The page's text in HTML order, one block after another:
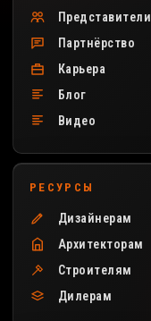
Представители
Партнёрство
Карьера
Блог
Видео
РЕСУРСЫ
Дизайнерам
Архитекторам
Строителям
Дилерам